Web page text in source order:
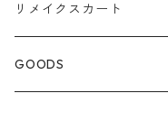
リメイクスカート
GOODS